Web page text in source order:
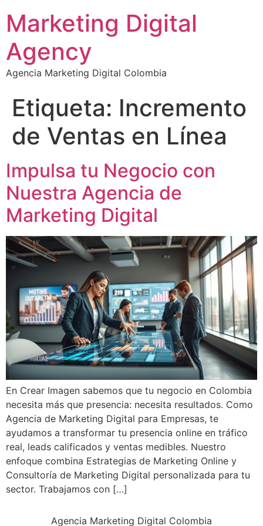
Marketing Digital
Agency
Agencia Marketing Digital Colombia
Etiqueta: Incremento
de Ventas en Línea
Impulsa tu Negocio con
Nuestra Agencia de
Marketing Digital
En Crear Imagen sabemos que tu negocio en Colombia
necesita más que presencia: necesita resultados. Como
Agencia de Marketing Digital para Empresas, te
ayudamos a transformar tu presencia online en tráfico
real, leads calificados y ventas medibles. Nuestro
enfoque combina Estrategias de Marketing Online y
Consultoría de Marketing Digital personalizada para tu
sector. Trabajamos con […]
Agencia Marketing Digital Colombia